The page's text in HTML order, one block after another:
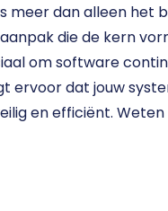
meer dan alleen het
die de kern
om software
ervoor dat jouw
en efficiënt. Weten